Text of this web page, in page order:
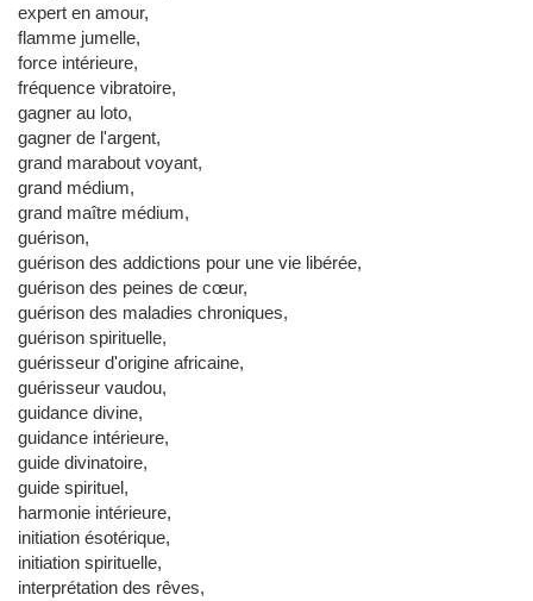
expert en amour,
flamme jumelle,
force intérieure,
fréquence vibratoire,
gagner au loto,
gagner de l'argent,
grand marabout voyant,
grand médium,
grand maître médium,
guérison,
guérison des addictions pour une vie libérée,
guérison des peines de cœur,
guérison des maladies chroniques,
guérison spirituelle,
guérisseur d'origine africaine,
guérisseur vaudou,
guidance divine,
guidance intérieure,
guide divinatoire,
guide spirituel,
harmonie intérieure,
initiation ésotérique,
initiation spirituelle,
interprétation des rêves,